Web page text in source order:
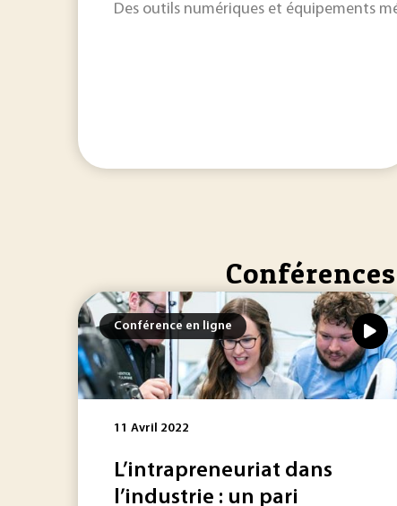
Des outils numériques et équipements
Conférence en ligne
11 Avril 2022
L’intrapreneuriat dans
l’industrie : un pari